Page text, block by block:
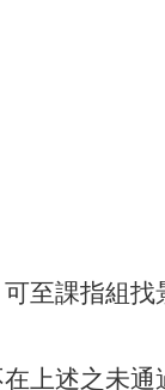
至課指組找
上述之未通